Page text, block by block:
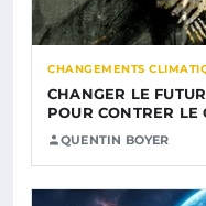
CHANGEMENTS
CHANGER LE
POUR CONTRER
QUENTIN BOYER